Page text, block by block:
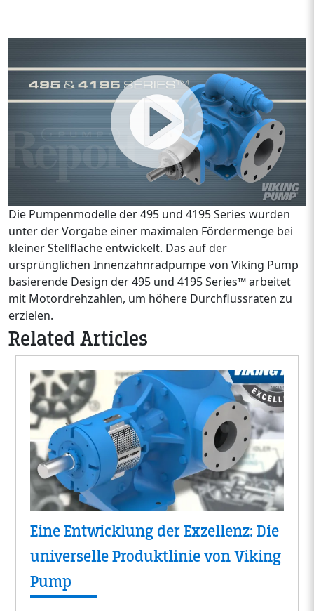
Die Pumpenmodelle der 495 und 4195 Series wurden
unter der Vorgabe einer maximalen Fördermenge bei
kleiner Stellfläche entwickelt. Das auf der
ursprünglichen Innenzahnradpumpe von Viking Pump
basierende Design der 495 und 4195 Series™ arbeitet
mit Motordrehzahlen, um höhere Durchflussraten zu
erzielen.
Related Articles
Eine Entwicklung der Exzellenz: Die
universelle Produktlinie von Viking
Pump